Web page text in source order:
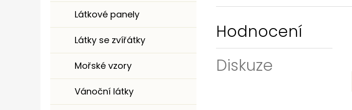
Látkové panely
Látky se zvířátky
Mořské vzory
Vánoční látky
Hodnocení
Diskuze